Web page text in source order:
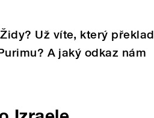
Už víte, který překlad
A jaký odkaz nám